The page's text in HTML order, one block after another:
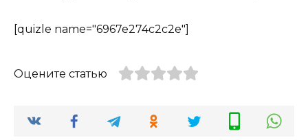
[quizle name="6967e274c2c2e"]
Оцените статью